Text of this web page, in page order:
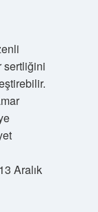
sertliğini
Aralık